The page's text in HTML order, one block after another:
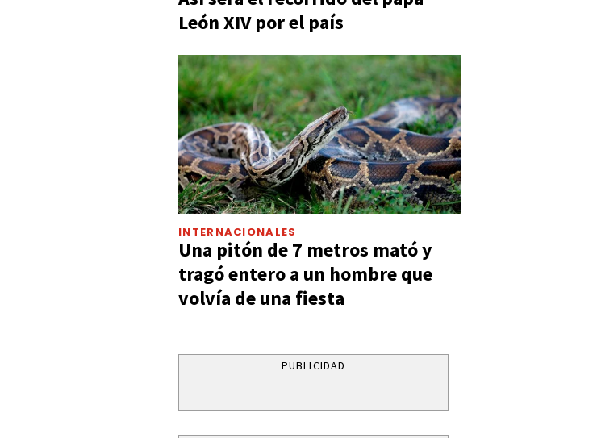
León XIV por el país
INTERNACIONALES
Una pitón de 7 metros mató y
tragó entero a un hombre que
volvía de una fiesta
PUBLICIDAD